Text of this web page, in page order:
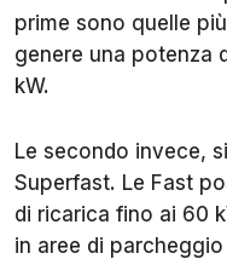
prime sono quelle
genere una potenza
kW.
Le secondo invece,
Superfast. Le Fast
di ricarica fino ai 60
in aree di